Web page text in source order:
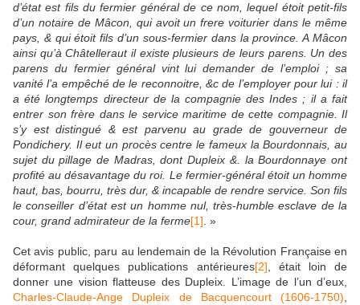
d’état est fils du fermier général de ce nom, lequel étoit petit-fils
d’un notaire de Mâcon, qui avoit un frere voiturier dans le même
pays, & qui étoit fils d’un sous-fermier dans la province. A Mâcon
ainsi qu’à Châtelleraut il existe plusieurs de leurs parens. Un des
parens du fermier général vint lui demander de l’emploi ; sa
vanité l’a empêché de le reconnoitre, &c de l’employer pour lui : il
a été longtemps directeur de la compagnie des Indes ; il a fait
entrer son frère dans le service maritime de cette compagnie. Il
s’y est distingué & est parvenu au grade de gouverneur de
Pondichery. Il eut un procès centre le fameux la Bourdonnais, au
sujet du pillage de Madras, dont Dupleix &. la Bourdonnaye ont
profité au désavantage du roi. Le fermier-général étoit un homme
haut, bas, bourru, très dur, & incapable de rendre service. Son fils
le conseiller d’état est un homme nul, très-humble esclave de la
cour, grand admirateur de la ferme[1] . »
Cet avis public, paru au lendemain de la Révolution Française en
déformant quelques publications antérieures[2] , était loin de
donner une vision flatteuse des Dupleix. L’image de l’un d’eux,
Charles-Claude-Ange Dupleix de Bacquencourt (1606-1750)